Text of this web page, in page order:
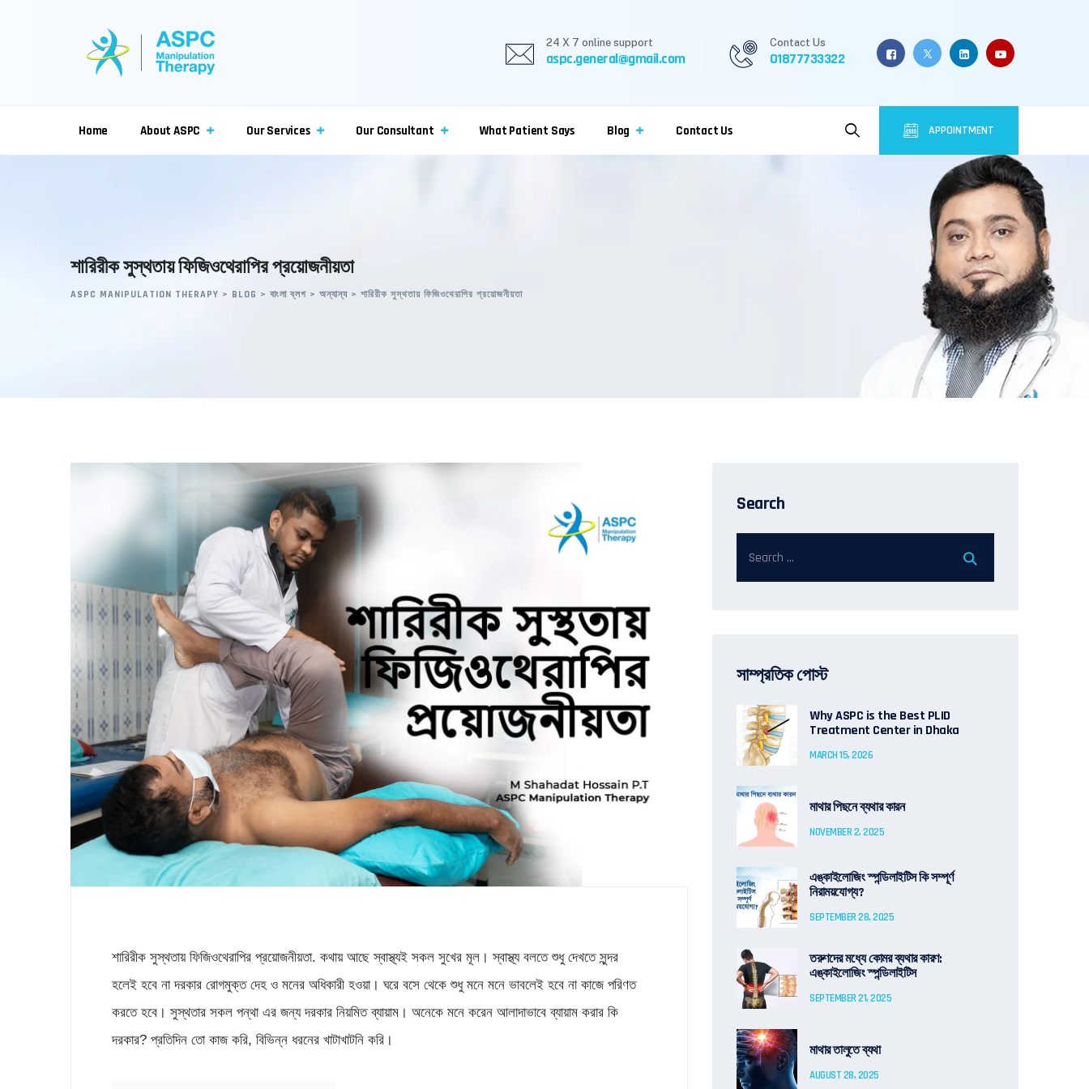
24 X 7 online support
aspc.general@gmail.com
Contact Us
01877733322
Home About ASPC Our Services Our Consultant What Patient Says Blog Contact Us APPOINTMENT
শারিরীক সুস্থতায় ফিজিওথেরাপির প্রয়োজনীয়তা
ASPC MANIPULATION THERAPY > BLOG > বাংলা ব্লগ > অন্যান্য > শারিরীক সুস্থতায় ফিজিওথেরাপির প্রয়োজনীয়তা
শারিরীক সুস্থতায় ফিজিওথেরাপির প্রয়োজনীয়তা. কথায় আছে স্বাস্থ্যই সকল সুখের মূল। স্বাস্থ্য বলতে শুধু দেখতে সুন্দর
হলেই হবে না দরকার রোগমুক্ত দেহ ও মনের অধিকারী হওয়া। ঘরে বসে থেকে শুধু মনে মনে ভাবলেই হবে না কাজে পরিণত
করতে হবে। সুস্থতার সকল পন্থা এর জন্য দরকার নিয়মিত ব্যায়াম। অনেকে মনে করেন আলাদাভাবে ব্যায়াম করার কি
দরকার? প্রতিদিন তো কাজ করি, বিভিন্ন ধরনের খাটাখাটনি করি।
Search
সাম্প্রতিক পোস্ট
Why ASPC is the Best PLID
Treatment Center in Dhaka
MARCH 15, 2026
মাথার পিছনে ব্যথার কারন
NOVEMBER 2, 2025
এঙ্কাইলোজিং স্পন্ডিলাইটিস কি সম্পূর্ণ
নিরাময়যোগ্য?
SEPTEMBER 28, 2025
তরুণদের মধ্যে কোমর ব্যথার কারণ:
এঙ্কাইলোজিং স্পন্ডিলাইটিস
SEPTEMBER 21, 2025
মাথার তালুতে ব্যথা
AUGUST 28, 2025